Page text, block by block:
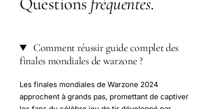
Comment réussir guide complet des
finales mondiales de warzone ?
Les finales mondiales de Warzone 2024
approchent à grands pas, promettant de captiver